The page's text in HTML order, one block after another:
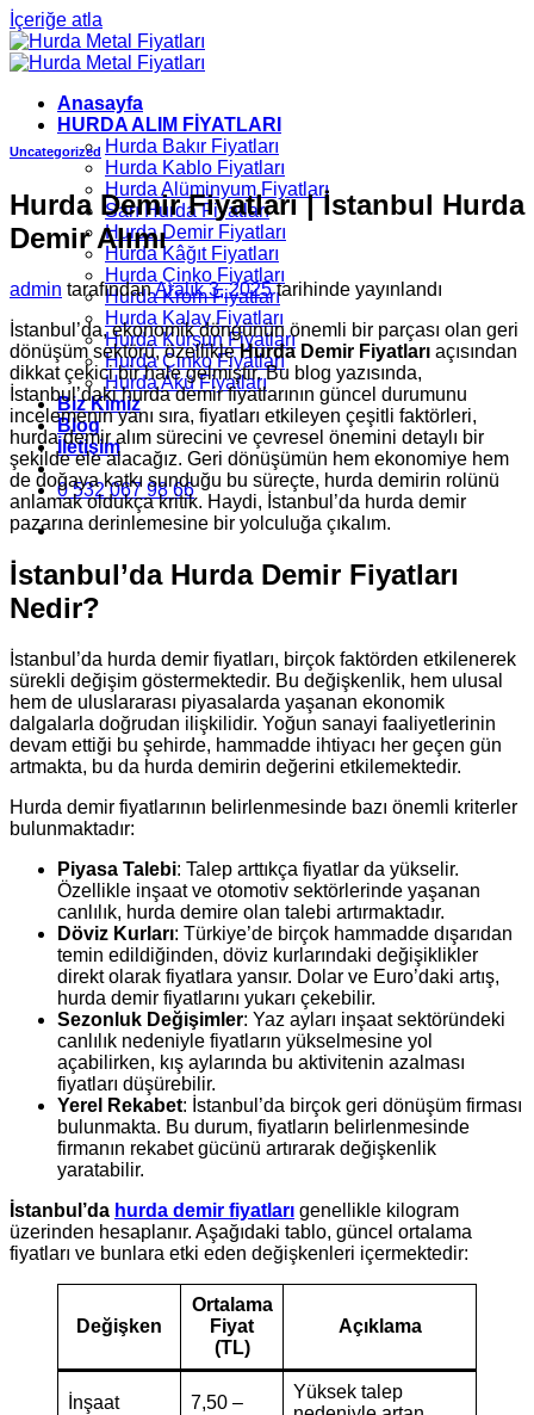
İçeriğe atla
Anasayfa
HURDA ALIM FİYATLARI
Hurda Bakır Fiyatları
Hurda Kablo Fiyatları
Hurda Alüminyum Fiyatları
Sarı Hurda Fiyatları
Hurda Demir Fiyatları
Hurda Kâğıt Fiyatları
Hurda Çinko Fiyatları
Hurda Krom Fiyatları
Hurda Kalay Fiyatları
Hurda Kurşun Fiyatları
Hurda Çinko Fiyatları
Hurda Akü Fiyatları
Biz Kimiz
Blog
İletişim
0 532 067 98 66
Uncategorized
Hurda Demir Fiyatları | İstanbul Hurda
Demir Alımı
admin tarafındanAralık 3, 2025tarihinde yayınlandı
İstanbul’da, ekonomik döngünün önemli bir parçası olan geri
dönüşüm sektörü, özellikleHurda Demir Fiyatları açısından
dikkat çekici bir hale gelmiştir. Bu blog yazısında,
İstanbul’daki hurda demir fiyatlarının güncel durumunu
incelemenin yanı sıra, fiyatları etkileyen çeşitli faktörleri,
hurda demir alım sürecini ve çevresel önemini detaylı bir
şekilde ele alacağız. Geri dönüşümün hem ekonomiye hem
de doğaya katkı sunduğu bu süreçte, hurda demirin rolünü
anlamak oldukça kritik. Haydi, İstanbul’da hurda demir
pazarına derinlemesine bir yolculuğa çıkalım.
İstanbul’da Hurda Demir Fiyatları
Nedir?
İstanbul’da hurda demir fiyatları, birçok faktörden etkilenerek
sürekli değişim göstermektedir. Bu değişkenlik, hem ulusal
hem de uluslararası piyasalarda yaşanan ekonomik
dalgalarla doğrudan ilişkilidir. Yoğun sanayi faaliyetlerinin
devam ettiği bu şehirde, hammadde ihtiyacı her geçen gün
artmakta, bu da hurda demirin değerini etkilemektedir.
Hurda demir fiyatlarının belirlenmesinde bazı önemli kriterler
bulunmaktadır:
Piyasa Talebi: Talep arttıkça fiyatlar da yükselir.
Özellikle inşaat ve otomotiv sektörlerinde yaşanan
canlılık, hurda demire olan talebi artırmaktadır.
Döviz Kurları: Türkiye’de birçok hammadde dışarıdan
temin edildiğinden, döviz kurlarındaki değişiklikler
direkt olarak fiyatlara yansır. Dolar ve Euro’daki artış,
hurda demir fiyatlarını yukarı çekebilir.
Sezonluk Değişimler: Yaz ayları inşaat sektöründeki
canlılık nedeniyle fiyatların yükselmesine yol
açabilirken, kış aylarında bu aktivitenin azalması
fiyatları düşürebilir.
Yerel Rekabet: İstanbul’da birçok geri dönüşüm firması
bulunmakta. Bu durum, fiyatların belirlenmesinde
firmanın rekabet gücünü artırarak değişkenlik
yaratabilir.
İstanbul’da hurda demir fiyatları genellikle kilogram
üzerinden hesaplanır. Aşağıdaki tablo, güncel ortalama
fiyatları ve bunlara etki eden değişkenleri içermektedir:
Değişken
Ortalama
Fiyat
(TL)
Açıklama
İnşaat
7,50 –
Yüksek talep